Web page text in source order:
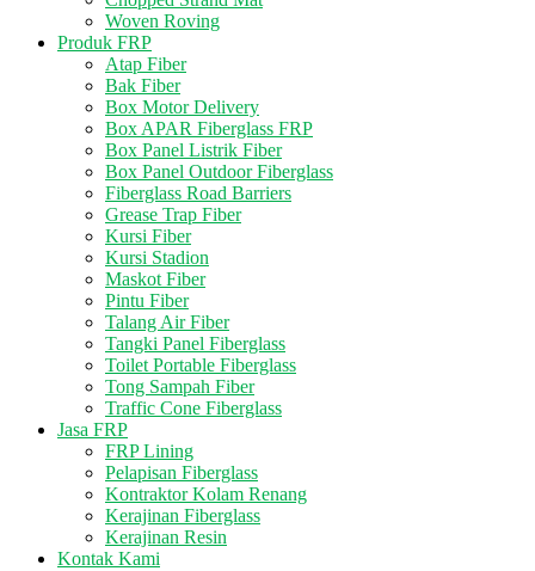
Woven Roving
Produk FRP
Atap Fiber
Bak Fiber
Box Motor Delivery
Box APAR Fiberglass FRP
Box Panel Listrik Fiber
Box Panel Outdoor Fiberglass
Fiberglass Road Barriers
Grease Trap Fiber
Kursi Fiber
Kursi Stadion
Maskot Fiber
Pintu Fiber
Talang Air Fiber
Tangki Panel Fiberglass
Toilet Portable Fiberglass
Tong Sampah Fiber
Traffic Cone Fiberglass
Jasa FRP
FRP Lining
Pelapisan Fiberglass
Kontraktor Kolam Renang
Kerajinan Fiberglass
Kerajinan Resin
Kontak Kami